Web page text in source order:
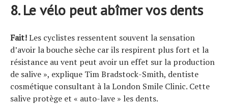
8. Le vélo peut abîmer vos dents
Fait!Les cyclistes ressentent souvent la sensation
d’avoir la bouche sèche car ils respirent plus fort et la
résistance au vent peut avoir un effet sur la production
de salive », explique Tim Bradstock-Smith, dentiste
cosmétique consultant à la London Smile Clinic. Cette
salive protège et « auto-lave » les dents.